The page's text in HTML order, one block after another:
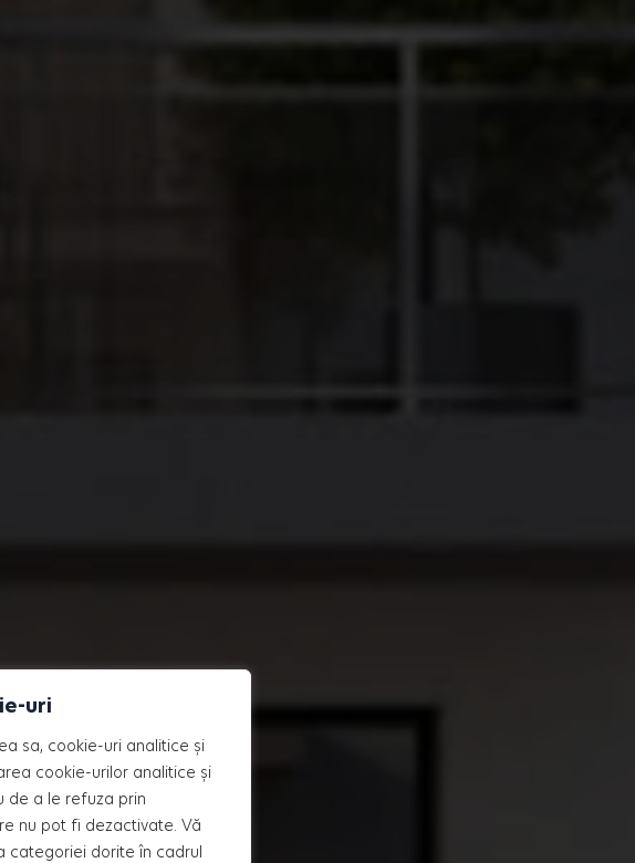
uri
sa, cookie-uri analitice și
cookie-urilor analitice și
de a le refuza prin
nu pot fi dezactivate. Vă
categoriei dorite în cadrul